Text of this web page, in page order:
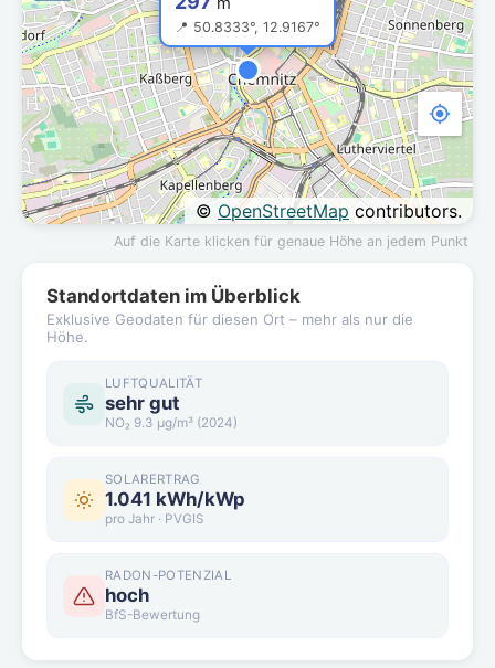
📍 50.8333°, 12.9167°
© OpenStreetMap contributors.
Auf die Karte klicken für genaue Höhe an jedem Punkt
Standortdaten im Überblick
Exklusive Geodaten für diesen Ort – mehr als nur die
Höhe.
LUFTQUALITÄT
sehr gut
NO₂ 9.3 µg/m³ (2024)
SOLARERTRAG
1.041 kWh/kWp
pro Jahr · PVGIS
RADON-POTENZIAL
hoch
BfS-Bewertung